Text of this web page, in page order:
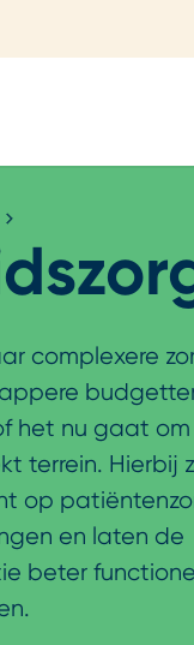
complexere
het nu gaat
terrein. Hierbij
op
en laten de
beter